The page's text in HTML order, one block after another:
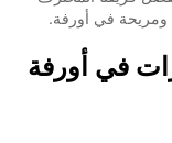
ومريحة في أورفة.
في أورفة